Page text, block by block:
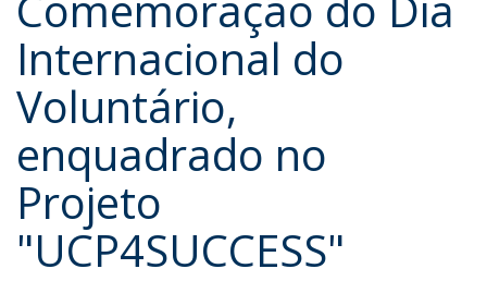
Internacional do
Voluntário,
enquadrado no
Projeto
"UCP4SUCCESS"